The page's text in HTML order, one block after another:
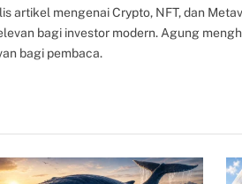
artikel mengenai Crypto, NFT, dan
bagi investor modern. Agung
bagi pembaca.